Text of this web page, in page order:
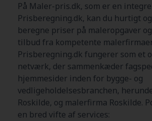
På Maler-pris.dk, som er en
Prisberegning.dk, kan du hurtigt
beregne priser på maleropgaver
tilbud fra kompetente
Prisberegning.dk fungerer som et
netværk, der sammenkæder
hjemmesider inden for bygge- og
vedligeholdelsesbranchen,
Roskilde, og malerfirma Roskilde.
en bred vifte af services: